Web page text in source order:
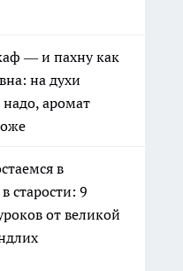
— и пахну как
на духи
надо, аромат
в
старости: 9
от великой